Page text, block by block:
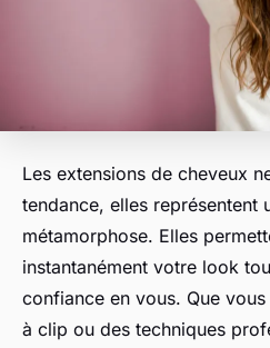
Les extensions de cheveux
tendance, elles représentent
métamorphose. Elles
instantanément votre look
confiance en vous. Que
à clip ou des techniques